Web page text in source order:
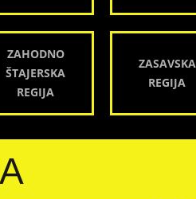
ZAHODNO
ŠTAJERSKA
REGIJA
ZASAVSKA
REGIJA